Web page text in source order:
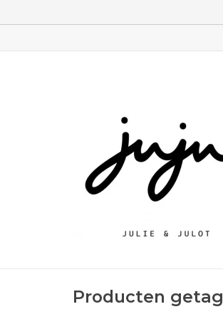
Producten